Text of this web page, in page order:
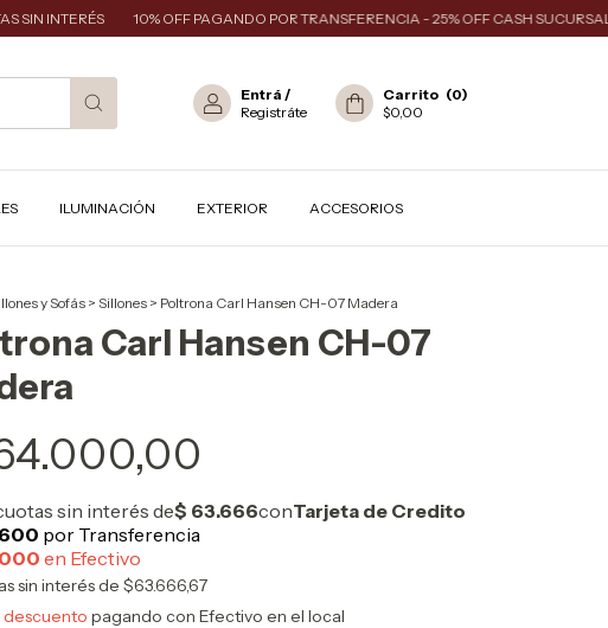
INTERÉS 10% OFF PAGANDO POR TRANSFERENCIA - 25% OFF CASH SUCURSAL
Entrá /
Registráte
Carrito (0)
$0,00
ILUMINACIÓN EXTERIOR ACCESORIOS
y Sofás > Sillones > Poltrona Carl Hansen CH-07 Madera
Carl Hansen CH-07
sin interés de $63.666,67
descuento pagando con Efectivo en el local